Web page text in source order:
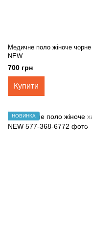
Медичне поло жіноче чорне
NEW
700 грн
Купити
НОВИНКА